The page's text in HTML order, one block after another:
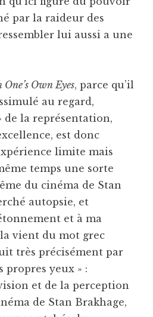
par la raideur des
lui aussi a une
Own Eyes, parce qu’il
au regard,
de la représentation,
est donc
limite mais
temps une sorte
du cinéma de Stan
autopsie, et
et à ma
vient du mot grec
très précisément par
propres yeux » :
et de la perception
de Stan Brakhage,